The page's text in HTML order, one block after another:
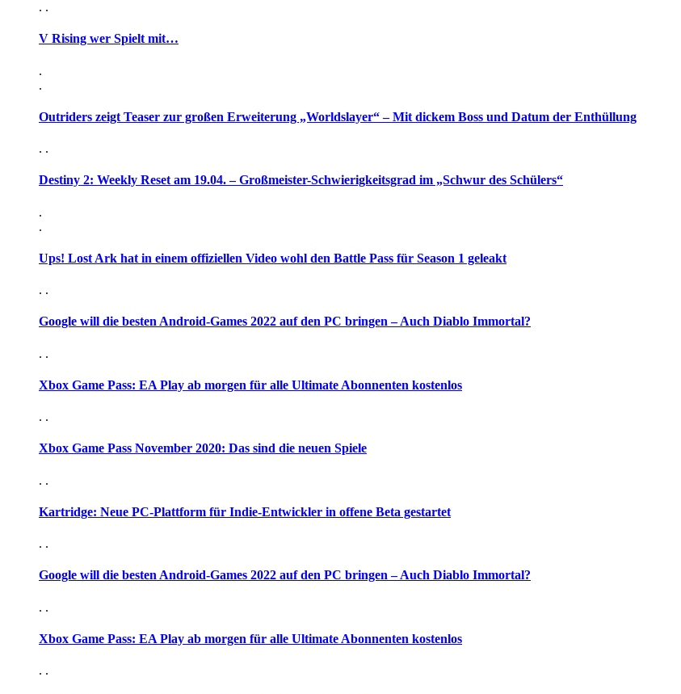
. .
V Rising wer Spielt mit…
.
.
Outriders zeigt Teaser zur großen Erweiterung „Worldslayer“ – Mit dickem Boss und Datum der Enthüllung
. .
Destiny 2: Weekly Reset am 19.04. – Großmeister-Schwierigkeitsgrad im „Schwur des Schülers“
.
.
Ups! Lost Ark hat in einem offiziellen Video wohl den Battle Pass für Season 1 geleakt
. .
Google will die besten Android-Games 2022 auf den PC bringen – Auch Diablo Immortal?
. .
Xbox Game Pass: EA Play ab morgen für alle Ultimate Abonnenten kostenlos
. .
Xbox Game Pass November 2020: Das sind die neuen Spiele
. .
Kartridge: Neue PC-Plattform für Indie-Entwickler in offene Beta gestartet
. .
Google will die besten Android-Games 2022 auf den PC bringen – Auch Diablo Immortal?
. .
Xbox Game Pass: EA Play ab morgen für alle Ultimate Abonnenten kostenlos
. .